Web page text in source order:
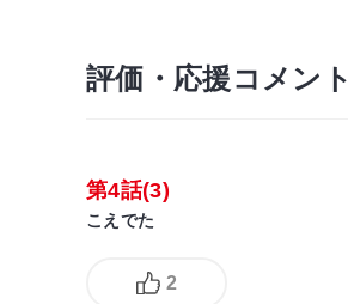
評価・応援コメント
第4話(3)
こえでた
2